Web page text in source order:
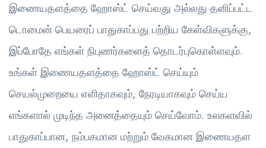
இணையதளத்தை ஹோஸ்ட் செய்வது அல்லது தனிப்பட்ட
டொமைன் பெயரைப் பாதுகாப்பது பற்றிய கேள்விகளுக்கு,
இப்போதே எங்கள் நிபுணர்களைத் தொடர்புகொள்ளவும்.
உங்கள் இணையதளத்தை ஹோஸ்ட் செய்யும்
செயல்முறையை எளிதாகவும், நேரடியாகவும் செய்ய
எங்களால் முடிந்த அனைத்தையும் செய்வோம். உலகளவில்
பாதுகாப்பான, நம்பகமான மற்றும் வேகமான இணையதள